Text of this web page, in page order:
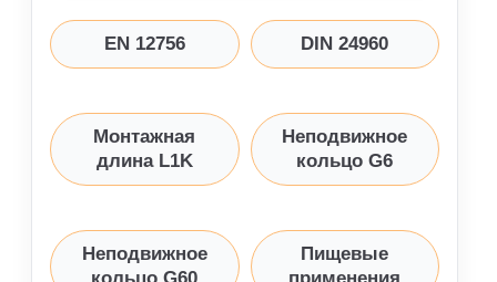
EN 12756 DIN 24960
Монтажная
длина L1K
Неподвижное
кольцо G6
Неподвижное
Пищевые